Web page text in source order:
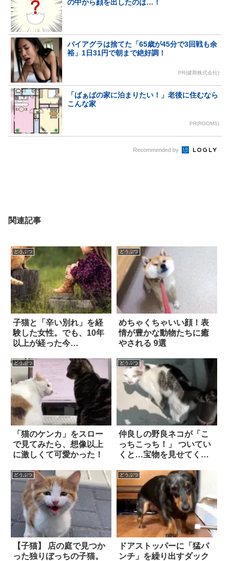
の中から顔を出したのは…！
バイアグラは捨てた「65歳が45分で3回戦も余
裕」1日31円で朝まで絶好調！
PR(健商株式会社)
「ばぁばの家に泊まりたい！」老後に住むなら
こんな家
PR(ROOMS)
Recommended by
関連記事
どうぶつ
子猫と「辛い別れ」を経
験した女性。でも、10年
以上が経った今…
どうぶつ
めちゃくちゃいい顔！表
情が豊かな動物たちに癒
やされる 9選
どうぶつ
「猫のケンカ」をスロー
で見てみたら、想像以上
に激しくて可愛かった！
どうぶつ
仲良しの野良ネコが「こ
っちこっち！」 ついてい
くと…宝物を見せてくれ
どうぶつ
【子猫】 店の庭で見つか
った独りぼっちの子猫。
どうぶつ
ドアストッパーに「猛パ
ンチ」を繰り出すダック